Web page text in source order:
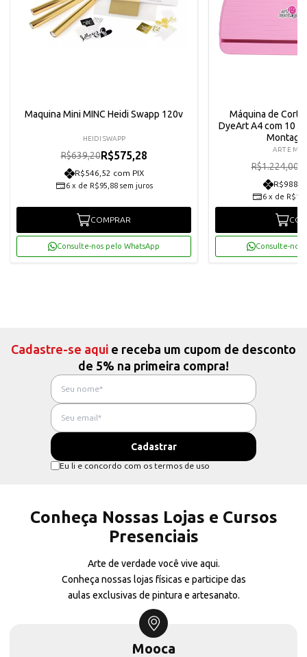
Maquina Mini MINC Heidi Swapp 120v
HEIDI SWAPP
R$639,20R$575,28
R$546,52 com PIX
6 x de R$95,88 sem juros
COMPRAR
Consulte-nos pelo WhatsApp
Máquina de
DyeArt A4 com 10
ART E
R$1.224,00
6 x de
Consulte-nos
Cadastre-se aqui e receba um cupom de desconto
de 5% na primeira compra!
Eu li e concordo com os termos de uso
Conheça Nossas Lojas e Cursos
Presenciais
Arte de verdade você vive aqui.
Conheça nossas lojas físicas e participe das
aulas exclusivas de pintura e artesanato.
Mooca